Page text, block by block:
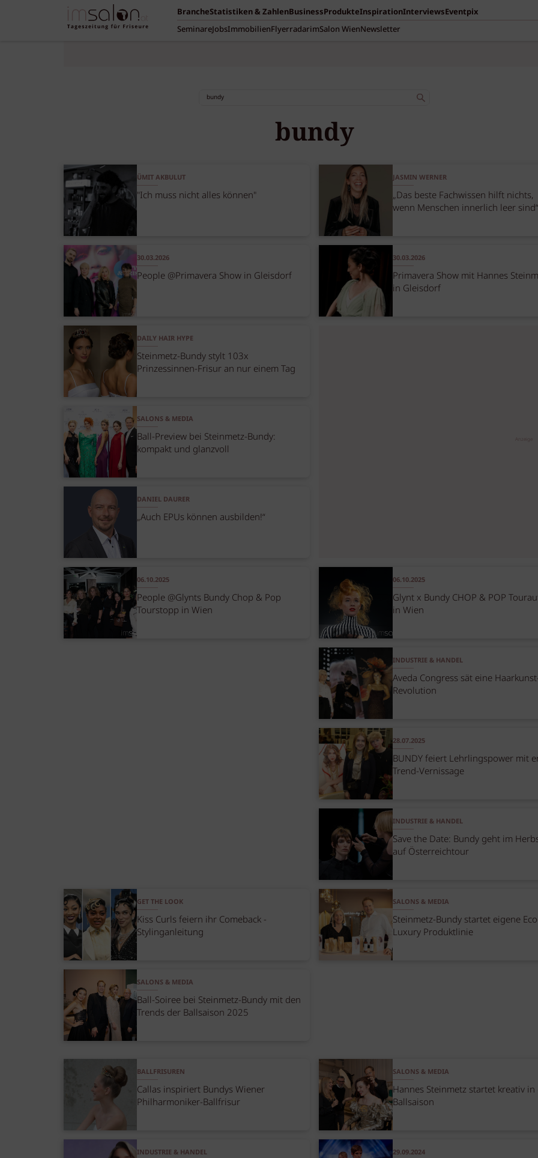
BrancheStatistiken & ZahlenBusinessProdukteInspirationInterviewsEventpix
SeminareJobsImmobilienFlyerradarimSalon WienNewsletter
bundy
ÜMIT AKBULUT
"Ich muss nicht alles können"
JASMIN WERNER
„Das beste Fachwissen hilft nichts,
wenn Menschen innerlich leer sind“
30.03.2026
People @Primavera Show in Gleisdorf
30.03.2026
Primavera Show mit Hannes
in Gleisdorf
DAILY HAIR HYPE
Steinmetz-Bundy stylt 103x
Prinzessinnen-Frisur an nur einem Tag
Anzeige
SALONS & MEDIA
Ball-Preview bei Steinmetz-Bundy:
kompakt und glanzvoll
DANIEL DAURER
„Auch EPUs können ausbilden!“
06.10.2025
People @Glynts Bundy Chop & Pop
Tourstopp in Wien
06.10.2025
Glynt x Bundy CHOP & POP
in Wien
INDUSTRIE & HANDEL
Aveda Congress sät eine
Revolution
28.07.2025
BUNDY feiert Lehrlingspower mit
Trend-Vernissage
INDUSTRIE & HANDEL
Save the Date: Bundy geht im
auf Österreichtour
GET THE LOOK
Kiss Curls feiern ihr Comeback -
Stylinganleitung
SALONS & MEDIA
Steinmetz-Bundy startet eigene
Luxury Produktlinie
SALONS & MEDIA
Ball-Soiree bei Steinmetz-Bundy mit den
Trends der Ballsaison 2025
BALLFRISUREN
Callas inspiriert Bundys Wiener
Philharmoniker-Ballfrisur
SALONS & MEDIA
Hannes Steinmetz startet kreativ in
Ballsaison
INDUSTRIE & HANDEL 29.09.2024